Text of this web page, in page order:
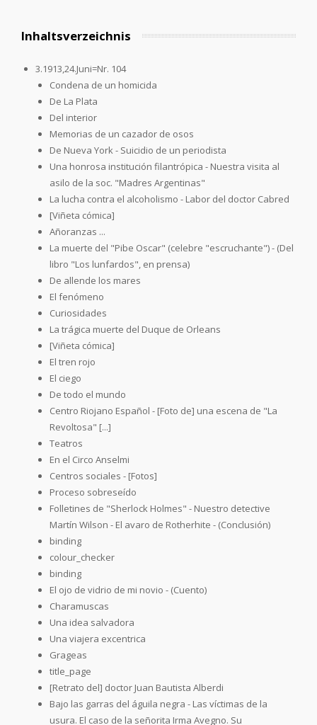
Inhaltsverzeichnis
3.1913,24.Juni=Nr. 104
Condena de un homicida
De La Plata
Del interior
Memorias de un cazador de osos
De Nueva York - Suicidio de un periodista
Una honrosa institución filantrópica - Nuestra visita al
asilo de la soc. "Madres Argentinas"
La lucha contra el alcoholismo - Labor del doctor Cabred
[Viñeta cómica]
Añoranzas ...
La muerte del "Pibe Oscar" (celebre "escruchante") - (Del
libro "Los lunfardos", en prensa)
De allende los mares
El fenómeno
Curiosidades
La trágica muerte del Duque de Orleans
[Viñeta cómica]
El tren rojo
El ciego
De todo el mundo
Centro Riojano Español - [Foto de] una escena de "La
Revoltosa" [...]
Teatros
En el Circo Anselmi
Centros sociales - [Fotos]
Proceso sobreseído
Folletines de "Sherlock Holmes" - Nuestro detective
Martín Wilson - El avaro de Rotherhite - (Conclusión)
binding
colour_checker
binding
El ojo de vidrio de mi novio - (Cuento)
Charamuscas
Una idea salvadora
Una viajera excentrica
Grageas
title_page
[Retrato del] doctor Juan Bautista Alberdi
Bajo las garras del águila negra - Las víctimas de la
usura. El caso de la señorita Irma Avegno. Su